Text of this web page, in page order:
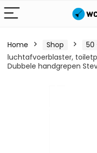
Home Shop 50
luchtafvoerblaster,
Dubbele handgrepen